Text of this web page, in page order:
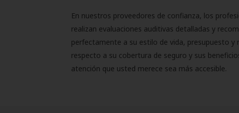
En nuestros proveedores de confianza, los
realizan evaluaciones auditivas detalladas y
perfectamente a su estilo de vida, presupuesto
respecto a su cobertura de seguro y sus
atención que usted merece sea más accesible.